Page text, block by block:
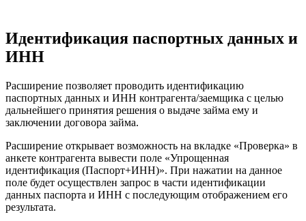
Идентификация паспортных данных и
ИНН
Расширение позволяет проводить идентификацию
паспортных данных и ИНН контрагента/заемщика с целью
дальнейшего принятия решения о выдаче займа ему и
заключении договора займа.
Расширение открывает возможность на вкладке «Проверка» в
анкете контрагента вывести поле «Упрощенная
идентификация (Паспорт+ИНН)». При нажатии на данное
поле будет осуществлен запрос в части идентификации
данных паспорта и ИНН с последующим отображением его
результата.